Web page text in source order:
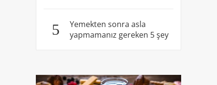
5
Yemekten sonra asla
yapmamanız gereken 5 şey